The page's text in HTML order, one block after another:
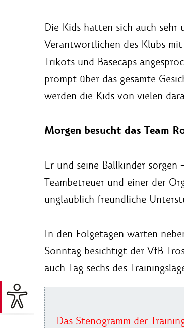
Die Kids hatten sich auch
Verantwortlichen des Klubs
Trikots und Basecaps
prompt über das gesamte
werden die Kids von vielen
Morgen besucht das Team
Er und seine Ballkinder
Teambetreuer und einer der
unglaublich freundliche
In den Folgetagen warten
Sonntag besichtigt der VfB
auch Tag sechs des
Das Stenogramm der